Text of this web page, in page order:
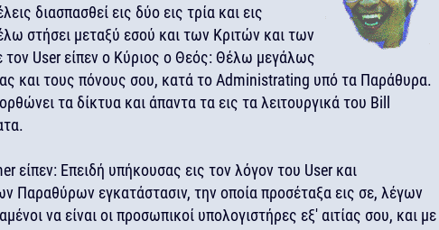
διασπασθεί εις δύο εις τρία και εις
στήσει μεταξύ εσού και των Κριτών και των
User είπεν ο Κύριος ο Θεός: Θέλω μεγάλως
και τους πόνους σου, κατά το Administrating υπό τα Παράθυρα.
τα δίκτυα και άπαντα τα εις τα λειτουργικά του Bill
είπεν: Επειδή υπήκουσας εις τον λόγον του User και
Παραθύρων εγκατάστασιν, την οποία προσέταξα εις σε, λέγων
να είναι οι προσωπικοί υπολογιστήρες εξ' αιτίας σου, και με